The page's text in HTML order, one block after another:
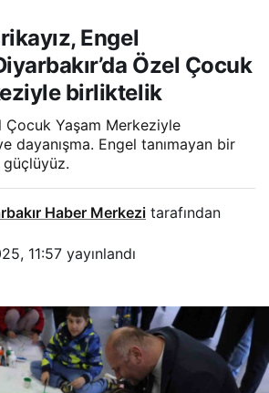
Engel
Özel Çocuk
birliktelik
Çocuk Yaşam Merkeziyle
dayanışma. Engel tanımayan bir
Haber Merkezi tarafından
11:57 yayınlandı